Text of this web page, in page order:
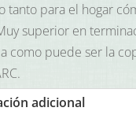
tanto para el hogar
superior en
como puede ser la
adicional